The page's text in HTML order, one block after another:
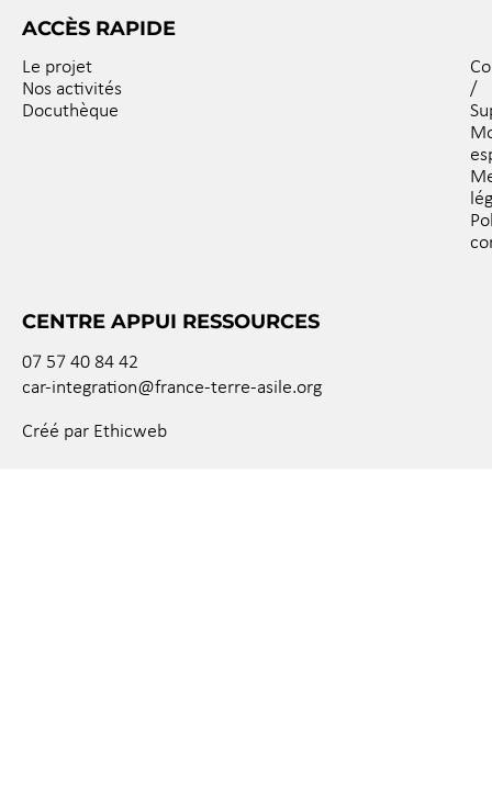
ACCÈS RAPIDE
Le projet
Nos activités
Docuthèque
/
CENTRE APPUI RESSOURCES
07 57 40 84 42
car-integration@france-terre-asile.org
Créé par Ethicweb